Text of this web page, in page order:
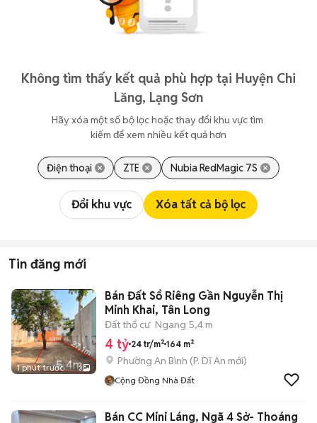
Không tìm thấy kết quả phù hợp tại Huyện Chi
Lăng, Lạng Sơn
Hãy xóa một số bộ lọc hoặc thay đổi khu vực tìm
kiếm để xem nhiều kết quả hơn
Điện thoại ZTE Nubia RedMagic 7S
Đổi khu vực Xóa tất cả bộ lọc
Tin đăng mới
1 phút trước 3
Bán Đất Sổ Riêng Gần Nguyễn Thị
Minh Khai, Tân Long
Đất thổ cư Ngang 5,4 m
4 tỷ 24 tr/m² 164 m²
Phường An Bình (P. Dĩ An mới)
Cộng Đồng Nhà Đất
Bán CC Mini Láng, Ngã 4 Sở- Thoáng